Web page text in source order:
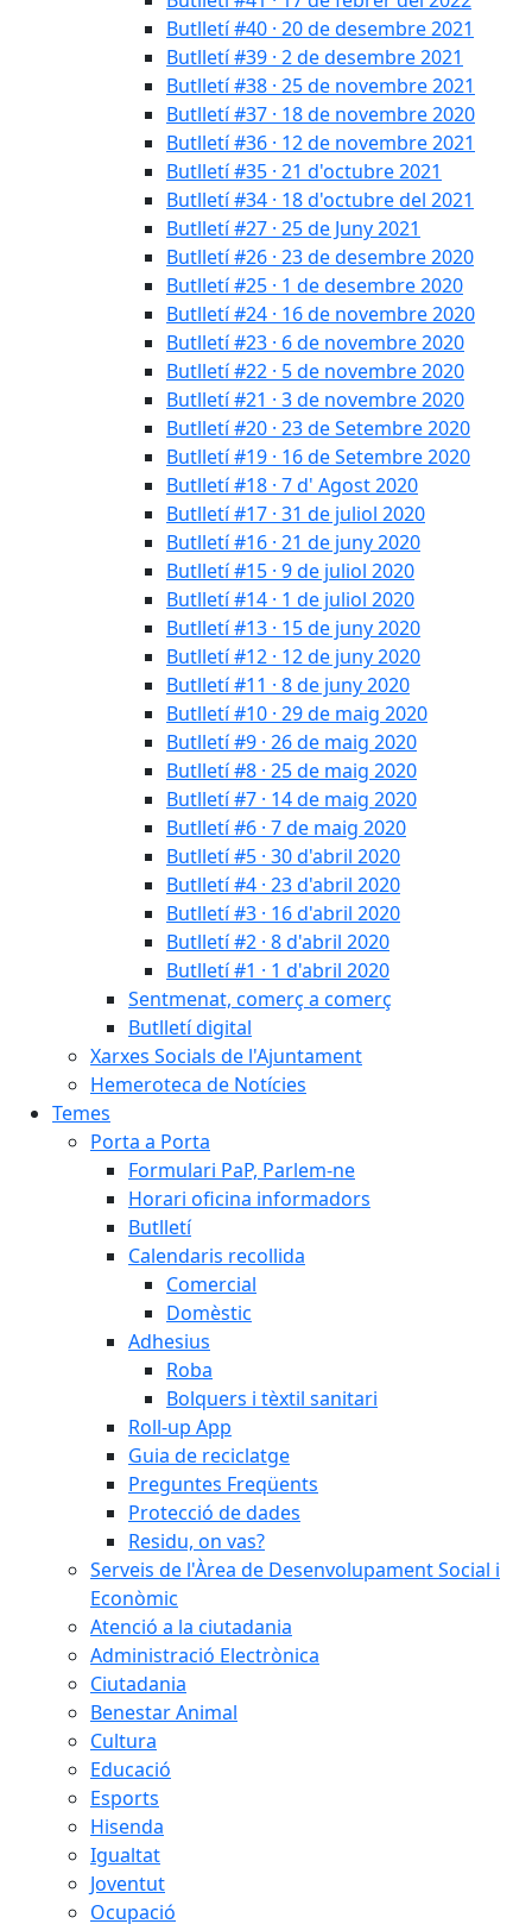
Butlletí #40 · 20 de desembre 2021
Butlletí #39 · 2 de desembre 2021
Butlletí #38 · 25 de novembre 2021
Butlletí #37 · 18 de novembre 2020
Butlletí #36 · 12 de novembre 2021
Butlletí #35 · 21 d'octubre 2021
Butlletí #34 · 18 d'octubre del 2021
Butlletí #27 · 25 de Juny 2021
Butlletí #26 · 23 de desembre 2020
Butlletí #25 · 1 de desembre 2020
Butlletí #24 · 16 de novembre 2020
Butlletí #23 · 6 de novembre 2020
Butlletí #22 · 5 de novembre 2020
Butlletí #21 · 3 de novembre 2020
Butlletí #20 · 23 de Setembre 2020
Butlletí #19 · 16 de Setembre 2020
Butlletí #18 · 7 d' Agost 2020
Butlletí #17 · 31 de juliol 2020
Butlletí #16 · 21 de juny 2020
Butlletí #15 · 9 de juliol 2020
Butlletí #14 · 1 de juliol 2020
Butlletí #13 · 15 de juny 2020
Butlletí #12 · 12 de juny 2020
Butlletí #11 · 8 de juny 2020
Butlletí #10 · 29 de maig 2020
Butlletí #9 · 26 de maig 2020
Butlletí #8 · 25 de maig 2020
Butlletí #7 · 14 de maig 2020
Butlletí #6 · 7 de maig 2020
Butlletí #5 · 30 d'abril 2020
Butlletí #4 · 23 d'abril 2020
Butlletí #3 · 16 d'abril 2020
Butlletí #2 · 8 d'abril 2020
Butlletí #1 · 1 d'abril 2020
Sentmenat, comerç a comerç
Butlletí digital
Xarxes Socials de l'Ajuntament
Hemeroteca de Notícies
Temes
Porta a Porta
Formulari PaP, Parlem-ne
Horari oficina informadors
Butlletí
Calendaris recollida
Comercial
Domèstic
Adhesius
Roba
Bolquers i tèxtil sanitari
Roll-up App
Guia de reciclatge
Preguntes Freqüents
Protecció de dades
Residu, on vas?
Serveis de l'Àrea de Desenvolupament Social i
Econòmic
Atenció a la ciutadania
Administració Electrònica
Ciutadania
Benestar Animal
Cultura
Educació
Esports
Hisenda
Igualtat
Joventut
Ocupació